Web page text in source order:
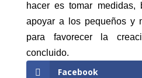
hacer es tomar
apoyar a los pequeños y
para favorecer la
concluido.
Facebook